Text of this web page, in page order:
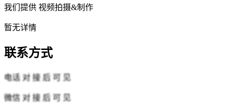
我们提供 视频拍摄&制作
暂无详情
联系方式
电话 对 接 后 可 见
微信 对 接 后 可 见